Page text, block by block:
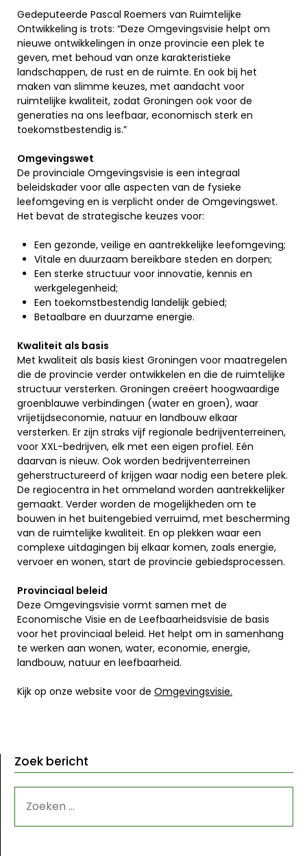
Gedeputeerde Pascal Roemers van Ruimtelijke
Ontwikkeling is trots: “Deze Omgevingsvisie helpt om
nieuwe ontwikkelingen in onze provincie een plek te
geven, met behoud van onze karakteristieke
landschappen, de rust en de ruimte. En ook bij het
maken van slimme keuzes, met aandacht voor
ruimtelijke kwaliteit, zodat Groningen ook voor de
generaties na ons leefbaar, economisch sterk en
toekomstbestendig is.”
Omgevingswet
De provinciale Omgevingsvisie is een integraal
beleidskader voor alle aspecten van de fysieke
leefomgeving en is verplicht onder de Omgevingswet.
Het bevat de strategische keuzes voor:
Een gezonde, veilige en aantrekkelijke leefomgeving;
Vitale en duurzaam bereikbare steden en dorpen;
Een sterke structuur voor innovatie, kennis en
werkgelegenheid;
Een toekomstbestendig landelijk gebied;
Betaalbare en duurzame energie.
Kwaliteit als basis
Met kwaliteit als basis kiest Groningen voor maatregelen
die de provincie verder ontwikkelen en die de ruimtelijke
structuur versterken. Groningen creëert hoogwaardige
groenblauwe verbindingen (water en groen), waar
vrijetijdseconomie, natuur en landbouw elkaar
versterken. Er zijn straks vijf regionale bedrijventerreinen,
voor XXL-bedrijven, elk met een eigen profiel. Eén
daarvan is nieuw. Ook worden bedrijventerreinen
geherstructureerd of krijgen waar nodig een betere plek.
De regiocentra in het ommeland worden aantrekkelijker
gemaakt. Verder worden de mogelijkheden om te
bouwen in het buitengebied verruimd, met bescherming
van de ruimtelijke kwaliteit. En op plekken waar een
complexe uitdagingen bij elkaar komen, zoals energie,
vervoer en wonen, start de provincie gebiedsprocessen.
Provinciaal beleid
Deze Omgevingsvisie vormt samen met de
Economische Visie en de Leefbaarheidsvisie de basis
voor het provinciaal beleid. Het helpt om in samenhang
te werken aan wonen, water, economie, energie,
landbouw, natuur en leefbaarheid.
Kijk op onze website voor de Omgevingsvisie.
Zoek bericht
NAAR: